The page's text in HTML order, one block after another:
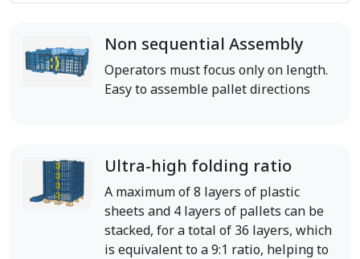
Non sequential Assembly
Operators must focus only on length.
Easy to assemble pallet directions
Ultra-high folding ratio
A maximum of 8 layers of plastic
sheets and 4 layers of pallets can be
stacked, for a total of 36 layers, which
is equivalent to a 9:1 ratio, helping to